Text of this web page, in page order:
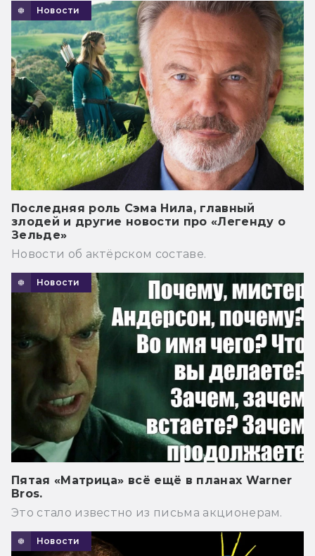
Новости
Последняя роль Сэма Нила, главный
злодей и другие новости про «Легенду о
Зельде»
Новости об актёрском составе.
Новости
Пятая «Матрица» всё ещё в планах Warner
Bros.
Это стало известно из письма акционерам.
Новости